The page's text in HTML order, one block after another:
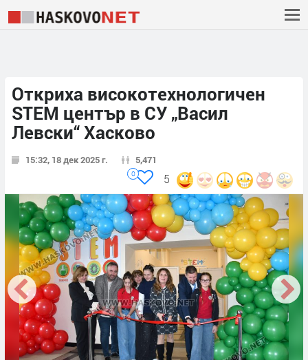
Откриха високотехнологичен
STEM център в СУ „Васил
Левски“ Хасково
15:32, 18 дек 2025 г. 5,471
5
0